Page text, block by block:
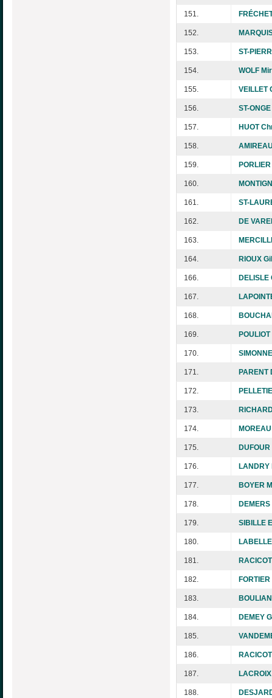
151.
152.
153. ST-
154. WOLF
155. VEILLET
156. ST-
157. HUOT
158.
159.
160.
161. ST-
162. DE
163.
164. RIOUX
166. DELISLE
167.
168.
169.
170.
171. PARENT
172.
173.
174.
175.
176.
177. BOYER
178.
179. SIBILLE
180.
181.
182.
183.
184. DEMEY
185.
186.
187.
188.